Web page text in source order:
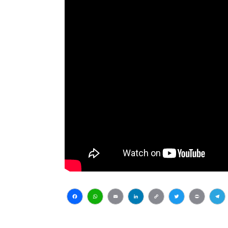
Facebook
WhatsApp
EmailLinkedIn
CopyTwitter
Print